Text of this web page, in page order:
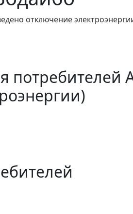
отключение
потребителей